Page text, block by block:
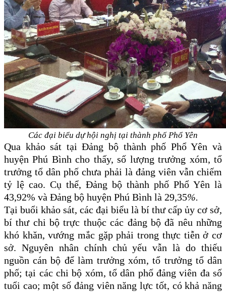
Các đại biểu dự hội nghị tại thành phố Phổ Yên
Qua khảo sát tại Đảng bộ thành phố Phổ Yên và
huyện Phú Bình cho thấy, số lượng trưởng xóm, tổ
trưởng tổ dân phố chưa phải là đảng viên vẫn chiếm
tỷ lệ cao. Cụ thể, Đảng bộ thành phố Phổ Yên là
43,92% và Đảng bộ huyện Phú Bình là 29,35%.
Tại buổi khảo sát, các đại biểu là bí thư cấp ủy cơ sở,
bí thư chi bộ trực thuộc các đảng bộ đã nêu những
khó khăn, vướng mắc gặp phải trong thực tiễn ở cơ
sở. Nguyên nhân chính chủ yếu vẫn là do thiếu
nguồn cán bộ để làm trưởng xóm, tổ trưởng tổ dân
phố; tại các chi bộ xóm, tổ dân phố đảng viên đa số
tuổi cao; một số đảng viên năng lực tốt, có khả năng